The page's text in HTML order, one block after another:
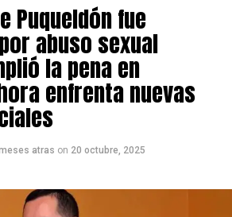
Puqueldón fue
abuso sexual
la pena en
enfrenta nuevas
atras on 20 octubre, 2025